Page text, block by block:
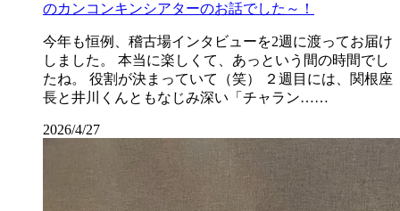
のカンコンキンシアターのお話でした～！
今年も恒例、稽古場インタビューを2週に渡ってお届け
しました。 本当に楽しくて、あっという間の時間でし
たね。 役割が決まっていて（笑） ２週目には、関根座
長と井川くんともなじみ深い「チャラン……
2026/4/27